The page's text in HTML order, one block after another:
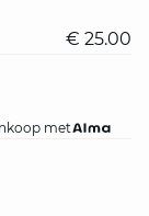
€ 25.00
met